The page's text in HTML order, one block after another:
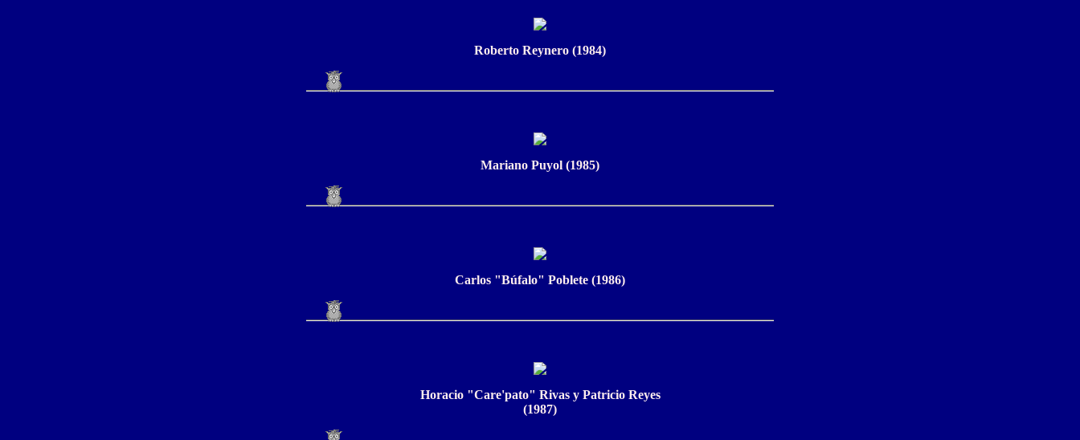
Roberto Reynero (1984)
Mariano Puyol (1985)
Carlos "Búfalo" Poblete (1986)
Horacio "Care'pato" Rivas y Patricio Reyes
(1987)